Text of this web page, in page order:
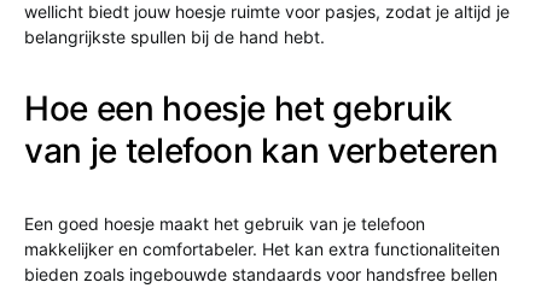
wellicht biedt jouw hoesje ruimte voor pasjes, zodat je altijd je
belangrijkste spullen bij de hand hebt.
Hoe een hoesje het gebruik
van je telefoon kan verbeteren
Een goed hoesje maakt het gebruik van je telefoon
makkelijker en comfortabeler. Het kan extra functionaliteiten
bieden zoals ingebouwde standaards voor handsfree bellen